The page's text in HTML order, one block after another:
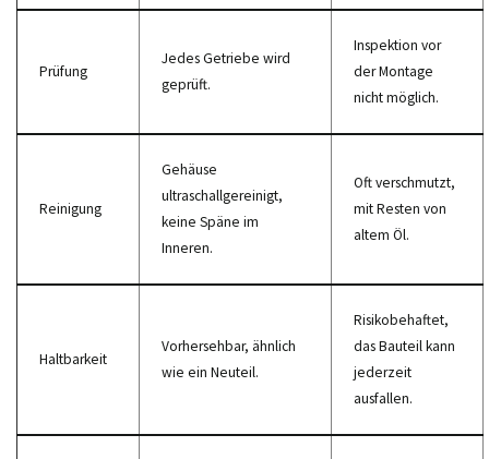
Prüfung
Jedes Getriebe wird
geprüft.
Inspektion vor
der Montage
nicht möglich.
Reinigung
Gehäuse
ultraschallgereinigt,
keine Späne im
Inneren.
Oft verschmutzt,
mit Resten von
altem Öl.
Haltbarkeit
Vorhersehbar, ähnlich
wie ein Neuteil.
Risikobehaftet,
das Bauteil kann
jederzeit
ausfallen.